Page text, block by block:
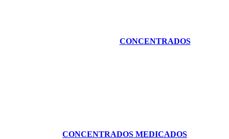
CONCENTRADOS
CONCENTRADOS MEDICADOS